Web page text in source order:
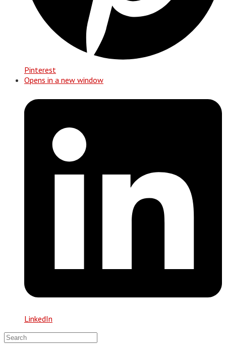
Pinterest
Opens in a new window
LinkedIn